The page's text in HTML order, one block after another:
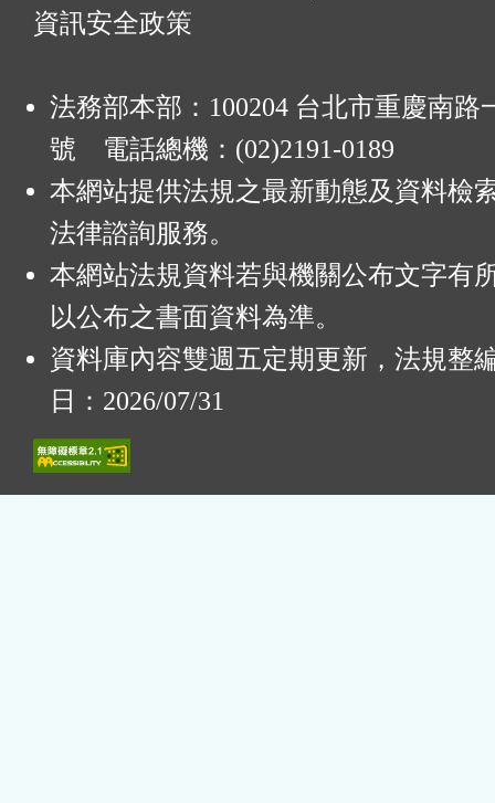
資訊安全政策
法務部本部：100204 台北市重慶南路
號 電話總機：(02)2191-0189
本網站提供法規之最新動態及資料檢
法律諮詢服務。
本網站法規資料若與機關公布文字有
以公布之書面資料為準。
資料庫內容雙週五定期更新，法規整
日：2026/07/31